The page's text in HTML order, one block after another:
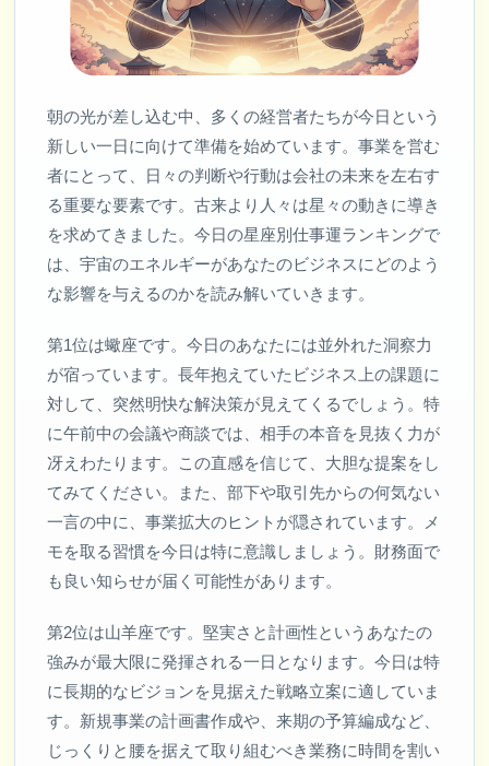
朝の光が差し込む中、多くの経営者たちが今日という
新しい一日に向けて準備を始めています。事業を営む
者にとって、日々の判断や行動は会社の未来を左右す
る重要な要素です。古来より人々は星々の動きに導き
を求めてきました。今日の星座別仕事運ランキングで
は、宇宙のエネルギーがあなたのビジネスにどのよう
な影響を与えるのかを読み解いていきます。
第1位は蠍座です。今日のあなたには並外れた洞察力
が宿っています。長年抱えていたビジネス上の課題に
対して、突然明快な解決策が見えてくるでしょう。特
に午前中の会議や商談では、相手の本音を見抜く力が
冴えわたります。この直感を信じて、大胆な提案をし
てみてください。また、部下や取引先からの何気ない
一言の中に、事業拡大のヒントが隠されています。メ
モを取る習慣を今日は特に意識しましょう。財務面で
も良い知らせが届く可能性があります。
第2位は山羊座です。堅実さと計画性というあなたの
強みが最大限に発揮される一日となります。今日は特
に長期的なビジョンを見据えた戦略立案に適していま
す。新規事業の計画書作成や、来期の予算編成など、
じっくりと腰を据えて取り組むべき業務に時間を割い